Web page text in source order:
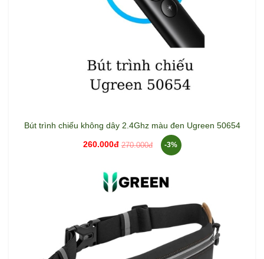
Bút trình chiếu không dây 2.4Ghz màu đen Ugreen 50654
260.000đ 270.000đ -3%